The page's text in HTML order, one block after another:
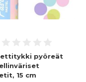
pyöreät
15 cm